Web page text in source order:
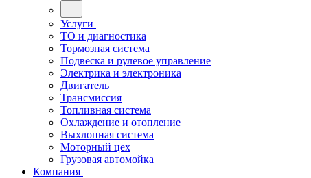
Услуги
ТО и диагностика
Тормозная система
Подвеска и рулевое управление
Электрика и электроника
Двигатель
Трансмиссия
Топливная система
Охлаждение и отопление
Выхлопная система
Моторный цех
Грузовая автомойка
Компания